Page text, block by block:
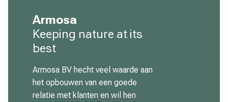
Armosa
Keeping nature at its
best
Armosa BV hecht veel waarde aan
het opbouwen van een goede
relatie met klanten en wil hen